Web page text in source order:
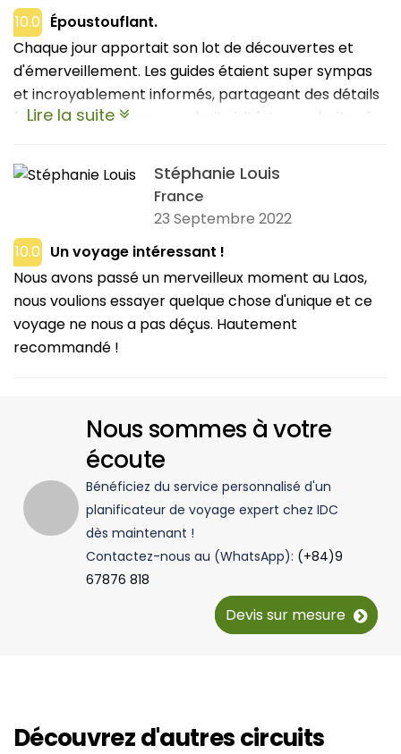
10.0 Époustouflant.
Chaque jour apportait son lot de découvertes et
d'émerveillement. Les guides étaient super sympas
et incroyablement informés, partageant des détails
fascinants sur chaque endroit visité. Les endroits où
accueillants, ce qui était un soulagement après des
journées pleines d'exploration. Ce circuit a vraiment
offert un superbe aperçu des sites incontournables
du Laos en peu de temps. Je le recommande à tous
ceux qui veulent vivre une expérience enrichissante
et découvrir l'essence même de ce beau pays en
une semaine.
Lire la suite
Stéphanie Louis
France
23 Septembre 2022
10.0 Un voyage intéressant !
Nous avons passé un merveilleux moment au Laos,
nous voulions essayer quelque chose d'unique et ce
voyage ne nous a pas déçus. Hautement
recommandé !
Nous sommes à votre
écoute
Bénéficiez du service personnalisé d'un
planificateur de voyage expert chez IDC
dès maintenant !
Contactez-nous au (WhatsApp): (+84)9
67876 818
Devis sur mesure
Découvrez d'autres circuits